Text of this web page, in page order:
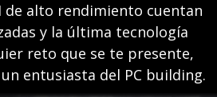
de alto rendimiento cuentan
y la última tecnología
reto que se te presente,
entusiasta del PC building.